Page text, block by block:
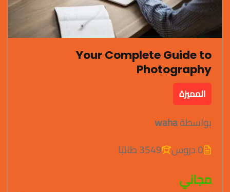
Your Complete Guide to
Photography
المميزة
بواسطةwaha
0 دروس
3549 طالبًا
مجاني